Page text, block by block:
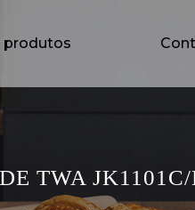
produtos
TWA